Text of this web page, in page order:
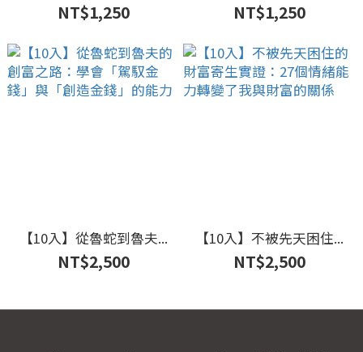
NT$1,250 NT$1,250
【10入】從魯蛇到魯夫...
NT$2,500
【10入】不被先天困住...
NT$2,500